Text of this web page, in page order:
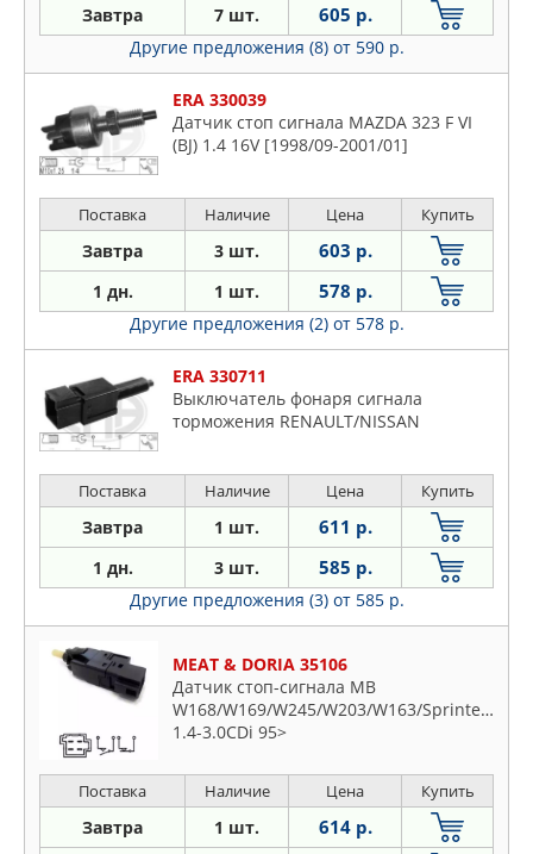
Завтра 7 шт. 605 р.
Другие предложения (8) от 590 р.
ERA 330039
Датчик стоп сигнала MAZDA 323 F VI
(BJ) 1.4 16V [1998/09-2001/01]
Поставка Наличие Цена Купить
Завтра 3 шт. 603 р.
1 дн. 1 шт. 578 р.
Другие предложения (2) от 578 р.
ERA 330711
Выключатель фонаря сигнала
торможения RENAULT/NISSAN
Поставка Наличие Цена Купить
Завтра 1 шт. 611 р.
1 дн. 3 шт. 585 р.
Другие предложения (3) от 585 р.
MEAT & DORIA 35106
Датчик стоп-сигнала MB
W168/W169/W245/W203/W163/Sprinter/
1.4-3.0CDi 95>
Поставка Наличие Цена Купить
Завтра 1 шт. 614 р.